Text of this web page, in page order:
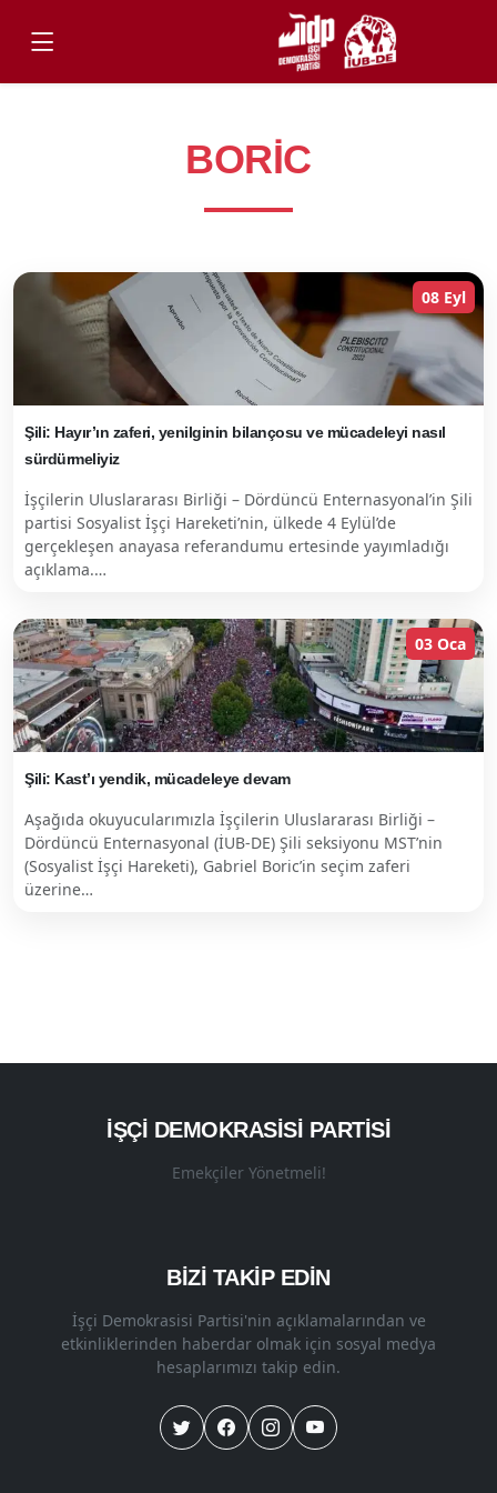
BORIC
08 Eyl
Şili: Hayır’ın zaferi, yenilginin bilançosu ve mücadeleyi nasıl
sürdürmeliyiz
İşçilerin Uluslararası Birliği – Dördüncü Enternasyonal’in Şili
partisi Sosyalist İşçi Hareketi’nin, ülkede 4 Eylül’de
gerçekleşen anayasa referandumu ertesinde yayımladığı
açıklama.…
03 Oca
Şili: Kast’ı yendik, mücadeleye devam
Aşağıda okuyucularımızla İşçilerin Uluslararası Birliği –
Dördüncü Enternasyonal (İUB-DE) Şili seksiyonu MST’nin
(Sosyalist İşçi Hareketi), Gabriel Boric’in seçim zaferi
üzerine…
İŞÇI DEMOKRASISI PARTISI
Emekçiler Yönetmeli!
BİZİ TAKİP EDİN
İşçi Demokrasisi Partisi'nin açıklamalarından ve
etkinliklerinden haberdar olmak için sosyal medya
hesaplarımızı takip edin.